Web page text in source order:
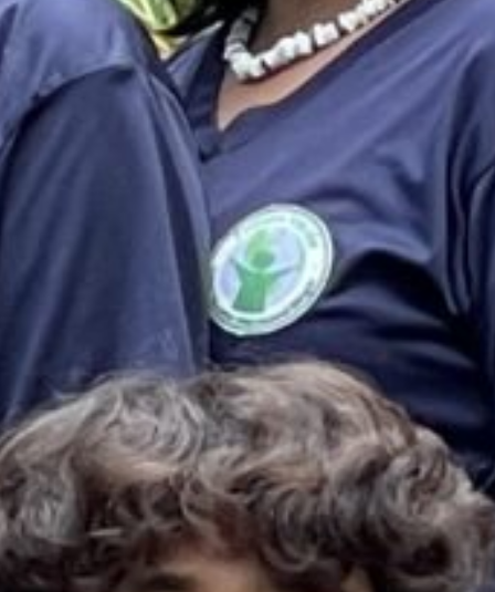
& Materials List